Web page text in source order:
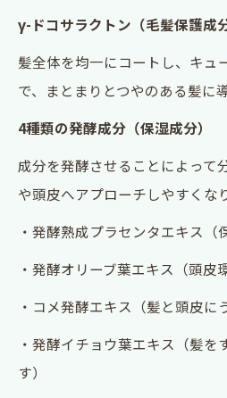
γ-ドコサラクトン（毛髪保護成分
髪全体を均一にコートし、キュ
で、まとまりとつやのある髪に
4種類の発酵成分（保湿成分）
成分を発酵させることによって
や頭皮へアプローチしやすくな
・発酵熟成プラセンタエキス（
・発酵オリーブ葉エキス（頭皮
・コメ発酵エキス（髪と頭皮に
・発酵イチョウ葉エキス（髪を
す）